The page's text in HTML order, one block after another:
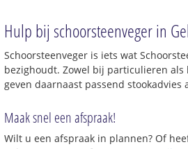
Hulp bij schoorsteenveger in
Schoorsteenveger is iets wat
bezighoudt. Zowel bij particulieren
geven daarnaast passend
Maak snel een afspraak!
Wilt u een afspraak in plannen? Of